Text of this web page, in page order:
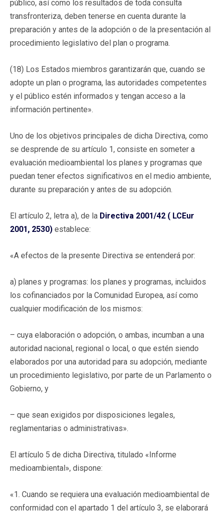
público, así como los resultados de toda consulta
transfronteriza, deben tenerse en cuenta durante la
preparación y antes de la adopción o de la presentación al
procedimiento legislativo del plan o programa.
(18) Los Estados miembros garantizarán que, cuando se
adopte un plan o programa, las autoridades competentes
y el público estén informados y tengan acceso a la
información pertinente».
Uno de los objetivos principales de dicha Directiva, como
se desprende de su artículo 1, consiste en someter a
evaluación medioambiental los planes y programas que
puedan tener efectos significativos en el medio ambiente,
durante su preparación y antes de su adopción.
El artículo 2, letra a), de la Directiva 2001/42 ( LCEur
2001, 2530) establece:
«A efectos de la presente Directiva se entenderá por:
a) planes y programas: los planes y programas, incluidos
los cofinanciados por la Comunidad Europea, así como
cualquier modificación de los mismos:
– cuya elaboración o adopción, o ambas, incumban a una
autoridad nacional, regional o local, o que estén siendo
elaborados por una autoridad para su adopción, mediante
un procedimiento legislativo, por parte de un Parlamento o
Gobierno, y
– que sean exigidos por disposiciones legales,
reglamentarias o administrativas».
El artículo 5 de dicha Directiva, titulado «Informe
medioambiental», dispone:
«1. Cuando se requiera una evaluación medioambiental de
conformidad con el apartado 1 del artículo 3, se elaborará